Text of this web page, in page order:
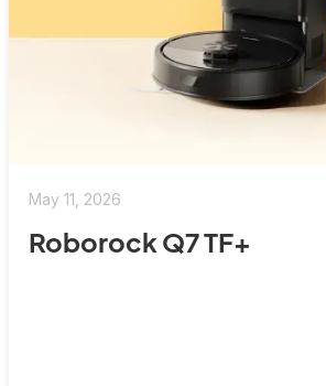
May 11, 2026
Roborock Q7 TF+